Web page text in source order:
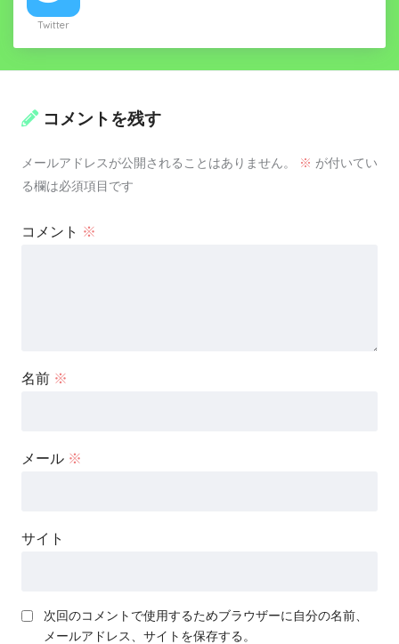
Twitter
コメントを残す
メールアドレスが公開されることはありません。 ※ が付いてい
る欄は必須項目です
コメント ※
名前 ※
メール ※
サイト
次回のコメントで使用するためブラウザーに自分の名前、
メールアドレス、サイトを保存する。